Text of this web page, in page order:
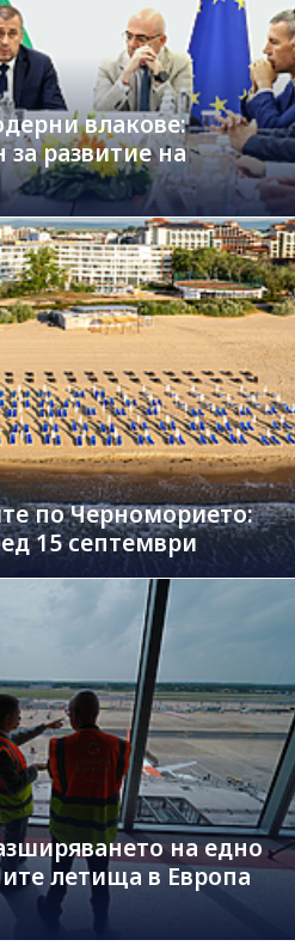
влакове:
развитие на
по Черноморието:
15 септември
на едно
летища в Европа